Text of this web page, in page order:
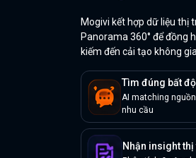
Mogivi kết hợp dữ liệu thị
Panorama 360° để đồng
kiếm đến cải tạo không
Tìm đúng bất
AI matching
nhu cầu
Nhận insight